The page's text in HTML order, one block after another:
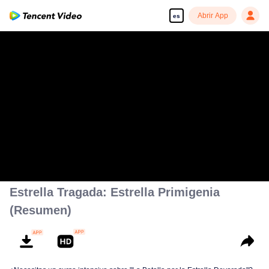
es Abrir App
Estrella Tragada: Estrella Primigenia
(Resumen)